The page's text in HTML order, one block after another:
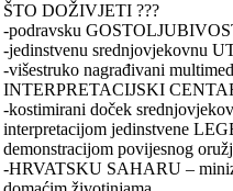
ŠTO DOŽIVJETI ???
-podravsku
-jedinstvenu srednjovjekovnu
-višestruko nagrađivani
INTERPRETACIJSKI
-kostimirani doček
interpretacijom jedinstvene
demonstracijom povijesnog
-HRVATSKU SAHARU –